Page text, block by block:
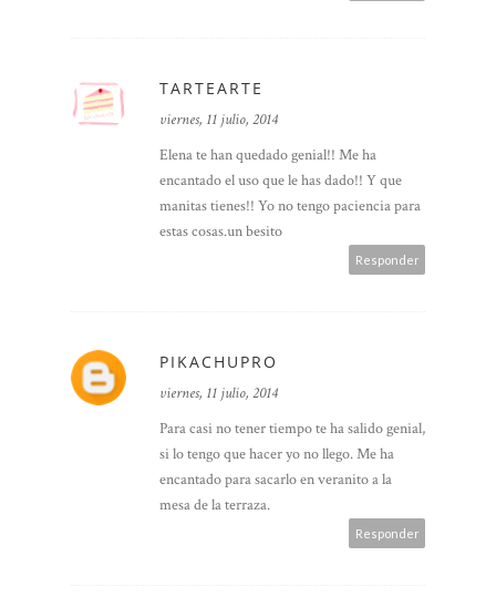
TARTEARTE
viernes, 11 julio, 2014
Elena te han quedado genial!! Me ha
encantado el uso que le has dado!! Y que
manitas tienes!! Yo no tengo paciencia para
estas cosas.un besito
Responder
PIKACHUPRO
viernes, 11 julio, 2014
Para casi no tener tiempo te ha salido genial,
si lo tengo que hacer yo no llego. Me ha
encantado para sacarlo en veranito a la
mesa de la terraza.
Responder